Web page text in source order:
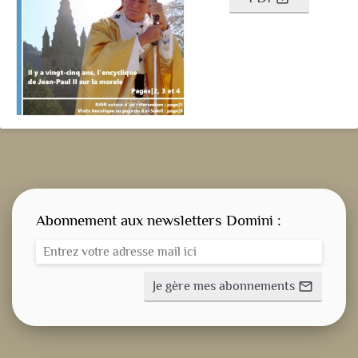
Abonnement aux newsletters Domini :
Je gère mes abonnements mail_outline